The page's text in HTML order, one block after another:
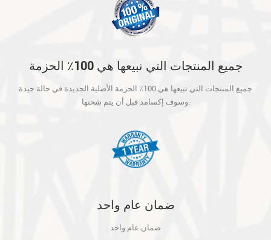
جميع المنتجات التي نبيعها هي 100٪ الحزمة
الأصلية الجديدة في حالة جيدة وسوف إكسامد
قبل أن يتم شحنها.
جميع المنتجات التي نبيعها هي 100٪ الحزمة الأصلية الجديدة في حالة جيدة
وسوف إكسامد قبل أن يتم شحنها.
ضمان عام واحد
ضمان عام واحد